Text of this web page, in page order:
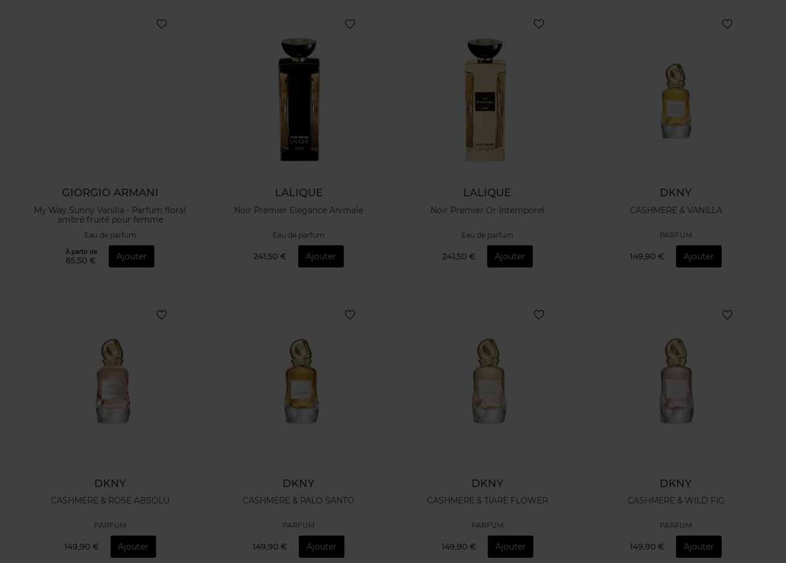
GIORGIO ARMANI
My Way Sunny Vanilla - Parfum floral
ambré fruité pour femme
Eau de parfum
À partir de
85,50 € Ajouter
LALIQUE
Noir Premier Elegance Animale
Eau de parfum
241,50 € Ajouter
LALIQUE
Noir Premier Or Intemporel
Eau de parfum
241,50 € Ajouter
DKNY
CASHMERE & VANILLA
PARFUM
149,90 € Ajouter
DKNY
CASHMERE & ROSE ABSOLU
PARFUM
149,90 € Ajouter
DKNY
CASHMERE & PALO SANTO
PARFUM
149,90 € Ajouter
DKNY
CASHMERE & TIARE FLOWER
PARFUM
149,90 € Ajouter
DKNY
CASHMERE & WILD FIG
PARFUM
149,90 € Ajouter